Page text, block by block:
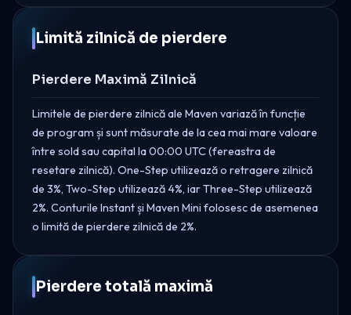
Limită zilnică de pierdere
Pierdere Maximă Zilnică
Limitele de pierdere zilnică ale Maven variază în funcție
de program și sunt măsurate de la cea mai mare valoare
între sold sau capital la 00:00 UTC (fereastra de
resetare zilnică). One-Step utilizează o retragere zilnică
de 3%, Two-Step utilizează 4%, iar Three-Step utilizează
2%. Conturile Instant și Maven Mini folosesc de asemenea
o limită de pierdere zilnică de 2%.
Pierdere totală maximă